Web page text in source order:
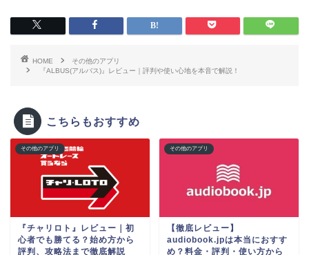
HOME
その他のアプリ
『ALBUS(アルバス)』レビュー｜評判や使い心地を本音で解説！
こちらもおすすめ
その他のアプリ
『チャリロト』レビュー｜初
心者でも勝てる？始め方から
評判、攻略法まで徹底解説
その他のアプリ
【徹底レビュー】
audiobook.jpは本当におすす
め？料金・評判・使い方から